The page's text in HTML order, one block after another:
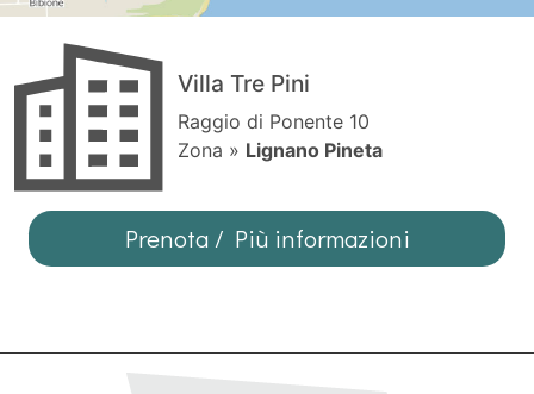
Villa Tre Pini
Raggio di Ponente 10
Zona » Lignano Pineta
Prenota / Più informazioni